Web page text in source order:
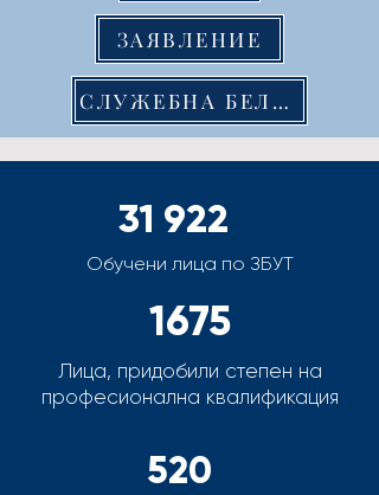
ЗАЯВЛЕНИЕ
СЛУЖЕБНА БЕЛЕЖКА
31 922
Обучени лица по ЗБУТ
1675
Лица, придобили степен на
професионална квалификация
520